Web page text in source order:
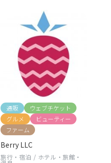
通販
ウェブチケット
グルメ
ビューティー
ファーム
Berry LLC
旅行・宿泊 / ホテル・旅館・